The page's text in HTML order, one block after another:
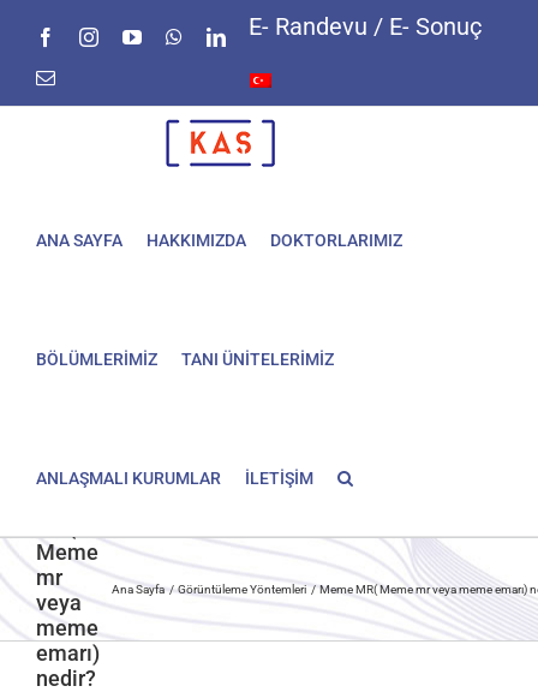
FacebookInstagramYouTubeWhatsAppLinkedIn
E-
E- Randevu / E- Sonuç
ANA SAYFA HAKKIMIZDA DOKTORLARIMIZ
BÖLÜMLERİMİZ TANI ÜNİTELERİMİZ
ANLAŞMALI KURUMLAR İLETİŞİM
Meme
mr
veya
meme
emarı)
nedir?
Ana Sayfa Görüntüleme Yöntemleri Meme MR( Meme mr veya meme emarı)